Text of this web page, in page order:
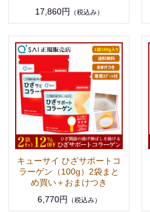
17,860円
（税込み）
キューサイ ひざサポートコ
ラーゲン（100g）2袋まと
め買い＋おまけつき
6,770円
（税込み）